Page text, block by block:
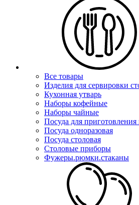
Все товары
Изделия для сервировки
Кухонная утварь
Наборы кофейные
Наборы чайные
Посуда для
Посуда одноразовая
Посуда столовая
Столовые приборы
Фужеры.рюмки.стаканы